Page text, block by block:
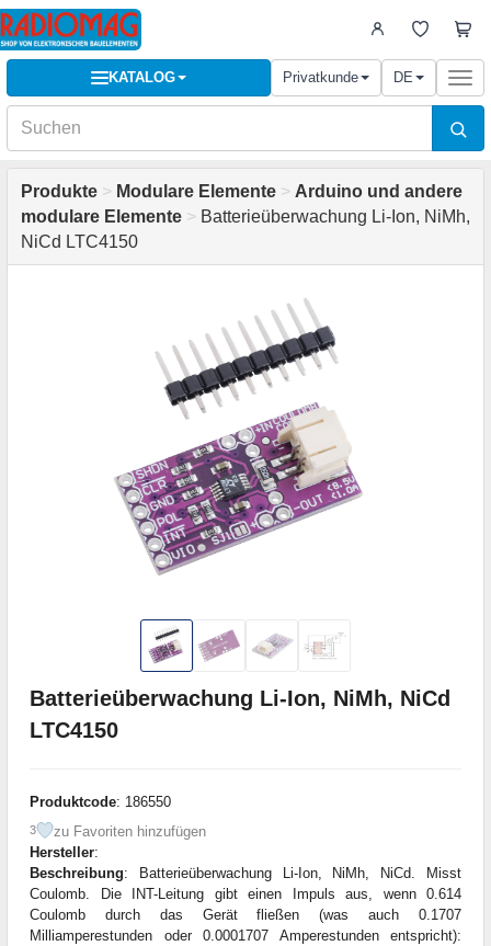
KATALOG Privatkunde DE
Produkte > Modulare Elemente > Arduino und andere
modulare Elemente > Batterieüberwachung Li-Ion, NiMh,
NiCd LTC4150
Batterieüberwachung Li-Ion, NiMh, NiCd
LTC4150
Produktcode: 186550
3
zu Favoriten hinzufügen
Hersteller:
Beschreibung: Batterieüberwachung Li-Ion, NiMh, NiCd. Misst
Coulomb. Die INT-Leitung gibt einen Impuls aus, wenn 0.614
Coulomb durch das Gerät fließen (was auch 0.1707
Milliamperestunden oder 0.0001707 Amperestunden entspricht):